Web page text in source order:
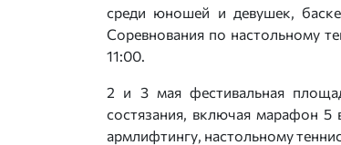
среди юношей и девушек,
Соревнования по настольному
11:00.
2 и 3 мая фестивальная
состязания, включая марафон 5
армлифтингу, настольному